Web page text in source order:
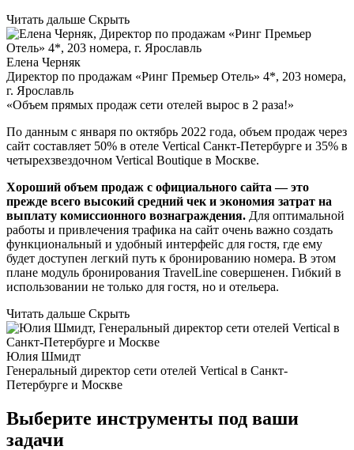
Читать дальше Скрыть
Елена Черняк
Директор по продажам «Ринг Премьер Отель» 4*, 203 номера,
г. Ярославль
«Объем прямых продаж сети отелей вырос в 2 раза!»
По данным с января по октябрь 2022 года, объем продаж через
сайт составляет 50% в отеле Vertical Санкт-Петербурге и 35% в
четырехзвездочном Vertical Boutique в Москве.
Хороший объем продаж с официального сайта — это
прежде всего высокий средний чек и экономия затрат на
выплату комиссионного вознаграждения. Для оптимальной
работы и привлечения трафика на сайт очень важно создать
функциональный и удобный интерфейс для гостя, где ему
будет доступен легкий путь к бронированию номера. В этом
плане модуль бронирования TravelLine совершенен. Гибкий в
использовании не только для гостя, но и отельера.
Читать дальше Скрыть
Юлия Шмидт
Генеральный директор сети отелей Vertical в Санкт-
Петербурге и Москве
Выберите инструменты под ваши
задачи